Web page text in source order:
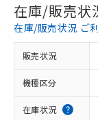
在庫/販売状
在庫/販売状況 ご
販売状況
機種区分
在庫状況